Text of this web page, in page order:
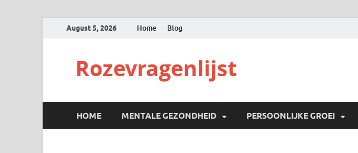
August 5, 2026 Home Blog
Rozevragenlijst
HOME MENTALE GEZONDHEID PERSOONLIJKE GROEI